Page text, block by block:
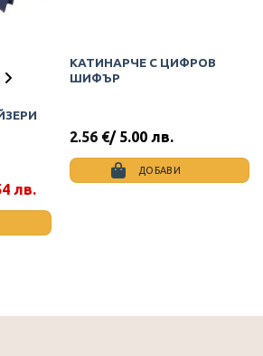
лв.
КАТИНАРЧЕ С ЦИФРОВ
ШИФЪР
2.56 €/ 5.00 лв.
ДОБАВИ